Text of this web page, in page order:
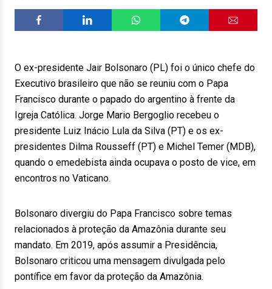
O ex-presidente Jair Bolsonaro (PL) foi o único chefe do
Executivo brasileiro que não se reuniu com o Papa
Francisco durante o papado do argentino à frente da
Igreja Católica. Jorge Mario Bergoglio recebeu o
presidente Luiz Inácio Lula da Silva (PT) e os ex-
presidentes Dilma Rousseff (PT) e Michel Temer (MDB),
quando o emedebista ainda ocupava o posto de vice, em
encontros no Vaticano.
Bolsonaro divergiu do Papa Francisco sobre temas
relacionados à proteção da Amazônia durante seu
mandato. Em 2019, após assumir a Presidência,
Bolsonaro criticou uma mensagem divulgada pelo
pontífice em favor da proteção da Amazônia.